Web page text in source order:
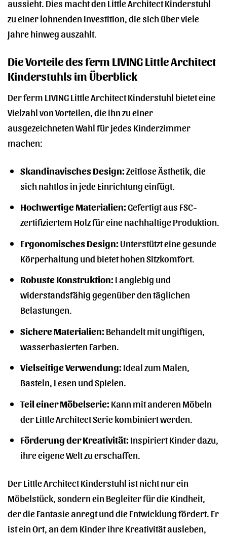
aussieht. Dies macht den Little Architect Kinderstuhl
zu einer lohnenden Investition, die sich über viele
Jahre hinweg auszahlt.
Die Vorteile des ferm LIVING Little Architect
Kinderstuhls im Überblick
Der ferm LIVING Little Architect Kinderstuhl bietet eine
Vielzahl von Vorteilen, die ihn zu einer
ausgezeichneten Wahl für jedes Kinderzimmer
machen:
Skandinavisches Design:Zeitlose Ästhetik, die
sich nahtlos in jede Einrichtung einfügt.
Hochwertige Materialien:Gefertigt aus FSC-
zertifiziertem Holz für eine nachhaltige Produktion.
Ergonomisches Design:Unterstützt eine gesunde
Körperhaltung und bietet hohen Sitzkomfort.
Robuste Konstruktion:Langlebig und
widerstandsfähig gegenüber den täglichen
Belastungen.
Sichere Materialien:Behandelt mit ungiftigen,
wasserbasierten Farben.
Vielseitige Verwendung:Ideal zum Malen,
Basteln, Lesen und Spielen.
Teil einer Möbelserie:Kann mit anderen Möbeln
der Little Architect Serie kombiniert werden.
Förderung der Kreativität:Inspiriert Kinder dazu,
ihre eigene Welt zu erschaffen.
Der Little Architect Kinderstuhl ist nicht nur ein
Möbelstück, sondern ein Begleiter für die Kindheit,
der die Fantasie anregt und die Entwicklung fördert. Er
ist ein Ort, an dem Kinder ihre Kreativität ausleben,